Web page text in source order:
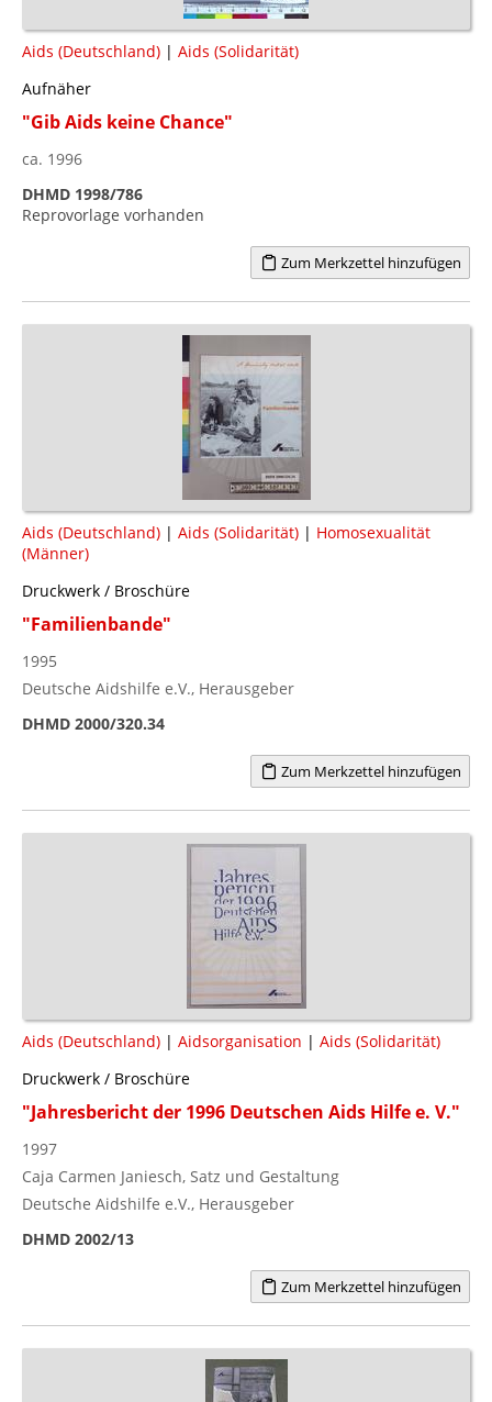
Aids (Deutschland) | Aids (Solidarität)
Aufnäher
"Gib Aids keine Chance"
ca. 1996
DHMD 1998/786
Reprovorlage vorhanden
Zum Merkzettel hinzufügen
Aids (Deutschland) | Aids (Solidarität) | Homosexualität
(Männer)
Druckwerk / Broschüre
"Familienbande"
1995
Deutsche Aidshilfe e.V., Herausgeber
DHMD 2000/320.34
Zum Merkzettel hinzufügen
Aids (Deutschland) | Aidsorganisation | Aids (Solidarität)
Druckwerk / Broschüre
"Jahresbericht der 1996 Deutschen Aids Hilfe e. V."
1997
Caja Carmen Janiesch, Satz und Gestaltung
Deutsche Aidshilfe e.V., Herausgeber
DHMD 2002/13
Zum Merkzettel hinzufügen